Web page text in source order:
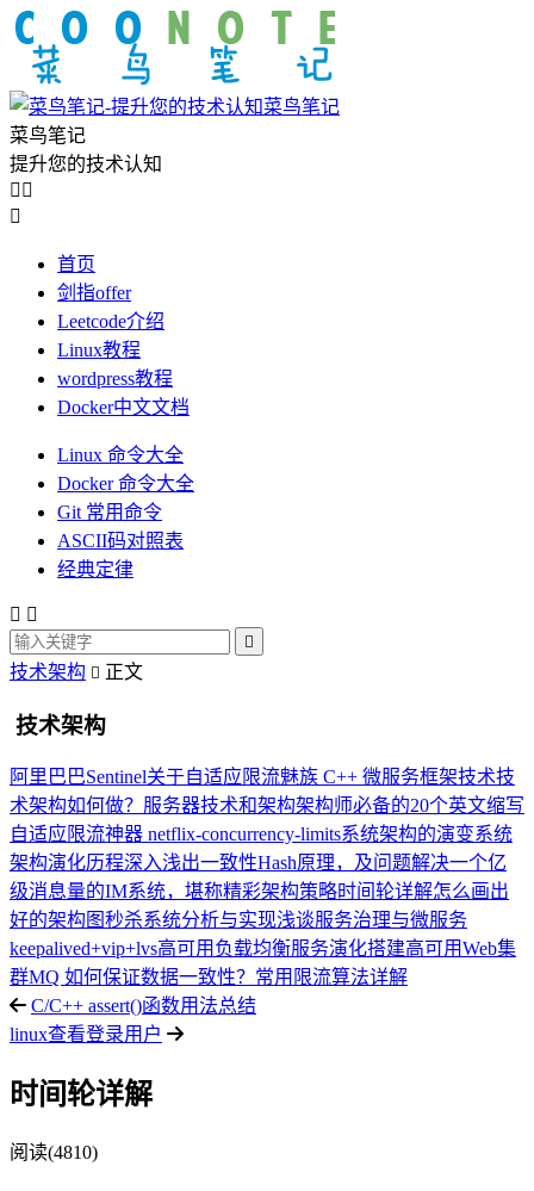
菜鸟笔记
菜鸟笔记
提升您的技术认知
 

首页
剑指offer
Leetcode介绍
Linux教程
wordpress教程
Docker中文文档
Linux 命令大全
Docker 命令大全
Git 常用命令
ASCII码对照表
经典定律
 

技术架构  正文
技术架构
阿里巴巴Sentinel关于自适应限流魅族 C++ 微服务框架技术技
术架构如何做？ 服务器技术和架构架构师必备的20个英文缩写
自适应限流神器 netflix-concurrency-limits系统架构的演变系统
架构演化历程深入浅出一致性Hash原理，及问题解决一个亿
级消息量的IM系统，堪称精彩架构策略时间轮详解怎么画出
好的架构图秒杀系统分析与实现浅谈服务治理与微服务
keepalived+vip+lvs高可用负载均衡服务演化搭建高可用Web集
群MQ 如何保证数据一致性？ 常用限流算法详解
C/C++ assert()函数用法总结
linux查看登录用户
时间轮详解
阅读(4810)